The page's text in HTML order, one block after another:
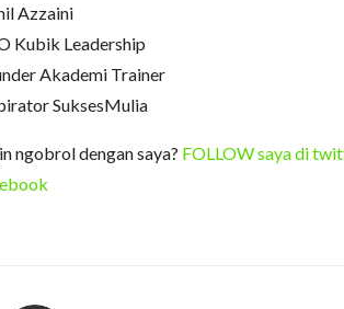
Azzaini
Kubik Leadership
Akademi Trainer
SuksesMulia
ngobrol dengan saya? FOLLOW saya di